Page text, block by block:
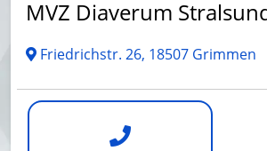
MVZ Diaverum
Friedrichstr. 26, 18507 Grimmen